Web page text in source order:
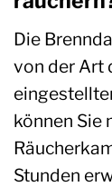
Die
von der Art
können Sie
Stunden